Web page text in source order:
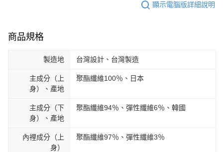
顯示電腦版詳細說明
商品規格
製造地 台灣設計、台灣製造
主成分（上
身）、產地
聚酯纖維100％、日本
主成分（下
身）、產地
聚酯纖維94％、彈性纖維6％、韓國
內裡成分（上
身）
聚酯纖維97％、彈性纖維3％